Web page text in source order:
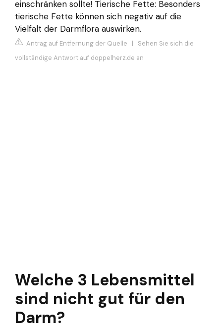
einschränken sollte! Tierische Fette: Besonders
tierische Fette können sich negativ auf die
Vielfalt der Darmflora auswirken.
Antrag auf Entfernung der Quelle | Sehen Sie sich die
vollständige Antwort auf doppelherz.de an
Welche 3 Lebensmittel
sind nicht gut für den
Darm?